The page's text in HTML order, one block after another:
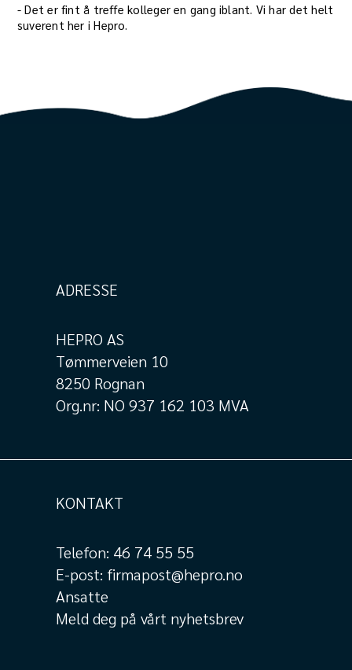
​- Det er fint å treffe kolleger en gang iblant. Vi har det helt
suverent her i Hepro.
ADRESSE
HEPRO AS
Tømmerveien 10
8250 Rognan
Org.nr: NO 937 162 103 MVA
KONTAKT
Telefon: 46 74 55 55
E-post: firmapost@hepro.no
Ansatte
Meld deg på vårt nyhetsbrev